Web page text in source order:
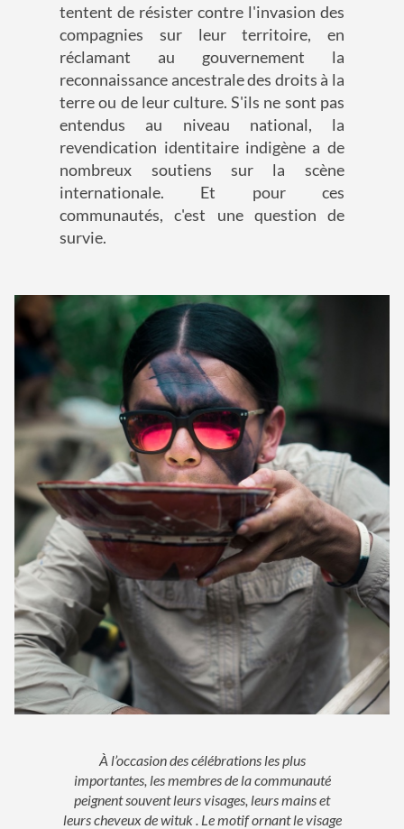
tentent de résister contre l'invasion des
compagnies sur leur territoire, en
réclamant au gouvernement la
reconnaissance ancestrale des droits à la
terre ou de leur culture. S'ils ne sont pas
entendus au niveau national, la
revendication identitaire indigène a de
nombreux soutiens sur la scène
internationale. Et pour ces
communautés, c'est une question de
survie.
À l’occasion des célébrations les plus
importantes, les membres de la communauté
peignent souvent leurs visages, leurs mains et
leurs cheveux de wituk . Le motif ornant le visage